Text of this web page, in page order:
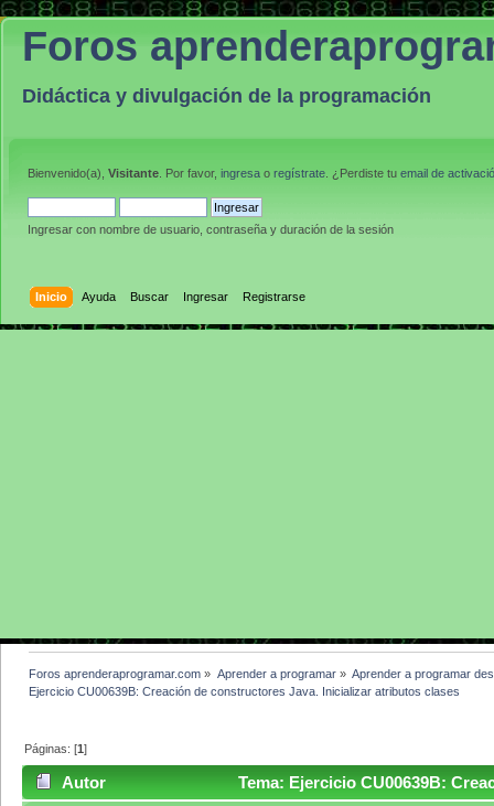
Foros
Didáctica y divulgación de la programación
Bienvenido(a), Visitante . Por favor, ingresa o regístrate . ¿Perdiste tu email de
Ingresar con nombre de usuario, contraseña y duración de la sesión
Inicio Ayuda Buscar Ingresar Registrarse
Foros aprenderaprogramar.com » Aprender a programar» Aprender a programar
Ejercicio CU00639B: Creación de constructores Java. Inicializar atributos clases
Páginas: [1]
Autor
Tema: Ejercicio CU00639B: